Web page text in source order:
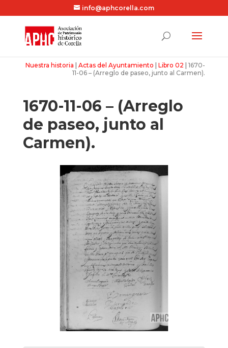
info@aphcorella.com
Nuestra historia |Actas del Ayuntamiento |Libro 02 |1670-
11-06 – (Arreglo de paseo, junto al Carmen).
1670-11-06 – (Arreglo
de paseo, junto al
Carmen).